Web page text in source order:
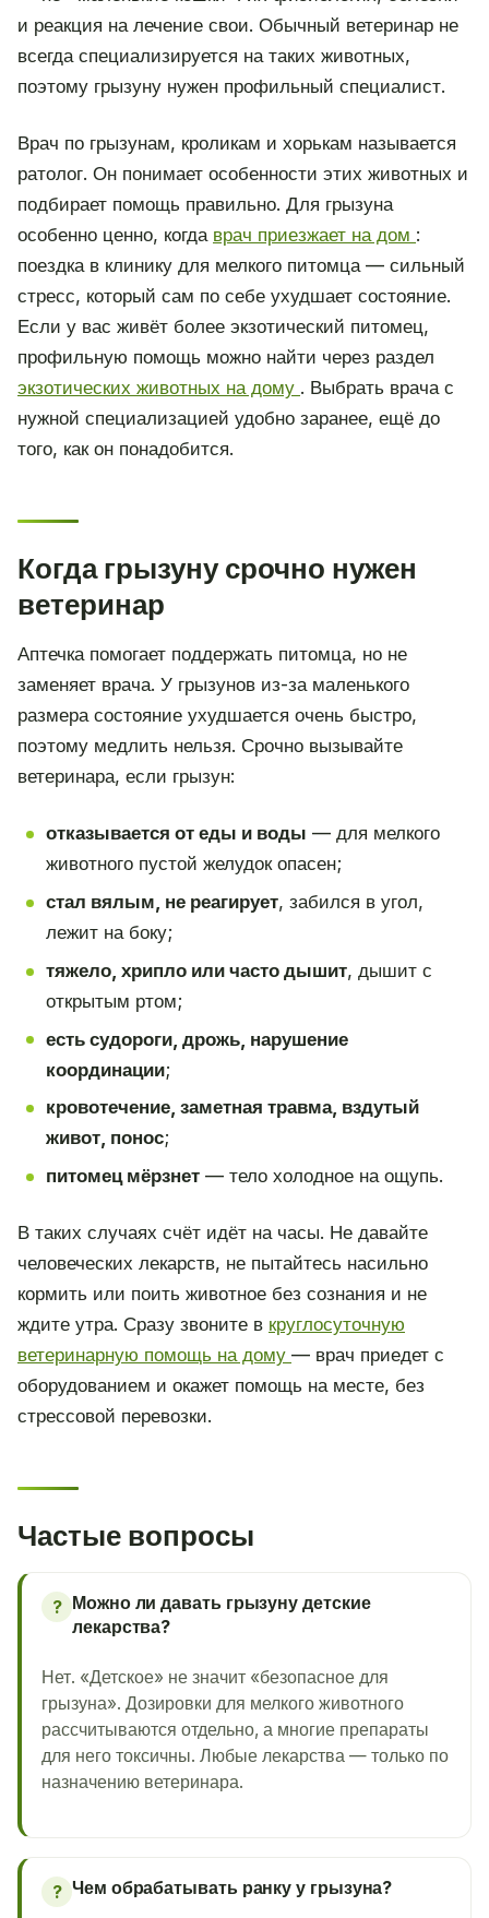
и реакция на лечение свои. Обычный ветеринар не
всегда специализируется на таких животных,
поэтому грызуну нужен профильный специалист.
Врач по грызунам, кроликам и хорькам называется
ратолог. Он понимает особенности этих животных и
подбирает помощь правильно. Для грызуна
особенно ценно, когда врач приезжает на дом :
поездка в клинику для мелкого питомца — сильный
стресс, который сам по себе ухудшает состояние.
Если у вас живёт более экзотический питомец,
профильную помощь можно найти через раздел
экзотических животных на дому . Выбрать врача с
нужной специализацией удобно заранее, ещё до
того, как он понадобится.
Когда грызуну срочно нужен
ветеринар
Аптечка помогает поддержать питомца, но не
заменяет врача. У грызунов из-за маленького
размера состояние ухудшается очень быстро,
поэтому медлить нельзя. Срочно вызывайте
ветеринара, если грызун:
отказывается от еды и воды — для мелкого
животного пустой желудок опасен;
стал вялым, не реагирует, забился в угол,
лежит на боку;
тяжело, хрипло или часто дышит, дышит с
открытым ртом;
есть судороги, дрожь, нарушение
координации;
кровотечение, заметная травма, вздутый
живот, понос;
питомец мёрзнет— тело холодное на ощупь.
В таких случаях счёт идёт на часы. Не давайте
человеческих лекарств, не пытайтесь насильно
кормить или поить животное без сознания и не
ждите утра. Сразу звоните в круглосуточную
ветеринарную помощь на дому — врач приедет с
оборудованием и окажет помощь на месте, без
стрессовой перевозки.
Частые вопросы
? Можно ли давать грызуну детские
лекарства?
Нет. «Детское» не значит «безопасное для
грызуна». Дозировки для мелкого животного
рассчитываются отдельно, а многие препараты
для него токсичны. Любые лекарства — только по
назначению ветеринара.
? Чем обрабатывать ранку у грызуна?